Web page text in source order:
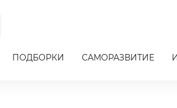
ПОДБОРКИ САМОРАЗВИТИЕ